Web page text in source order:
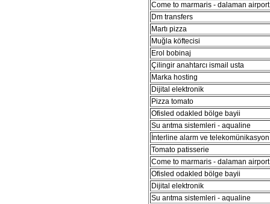
Come to marmaris - dalaman
Dm transfers
Martı pizza
Muğla köftecisi
Erol bobinaj
Çilingir anahtarcı ismail usta
Marka hosting
Dijital elektronik
Pizza tomato
Ofisled odakled bölge bayii
Su arıtma sistemleri - aqualine
İnterline alarm ve
Tomato patisserie
Come to marmaris - dalaman
Ofisled odakled bölge bayii
Dijital elektronik
Su arıtma sistemleri - aqualine